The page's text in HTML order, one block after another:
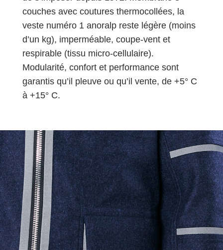
couches avec coutures thermocollées, la
veste numéro 1 anoralp reste légère (moins
d’un kg), imperméable, coupe-vent et
respirable (tissu micro-cellulaire).
Modularité, confort et performance sont
garantis qu’il pleuve ou qu’il vente, de +5° C
à +15° C.